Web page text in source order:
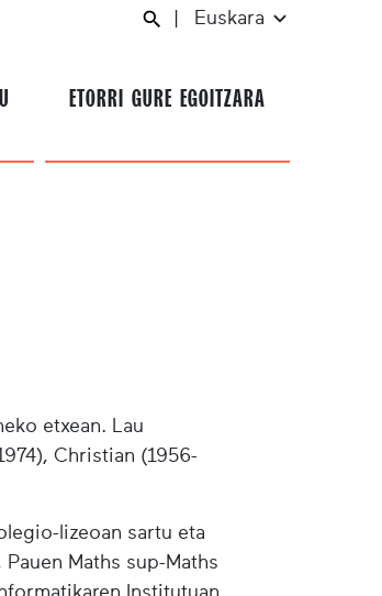
Euskara
ETORRI GURE EGOITZARA
etxean. Lau
Christian (1956-
lizeoan sartu eta
Maths sup-Maths